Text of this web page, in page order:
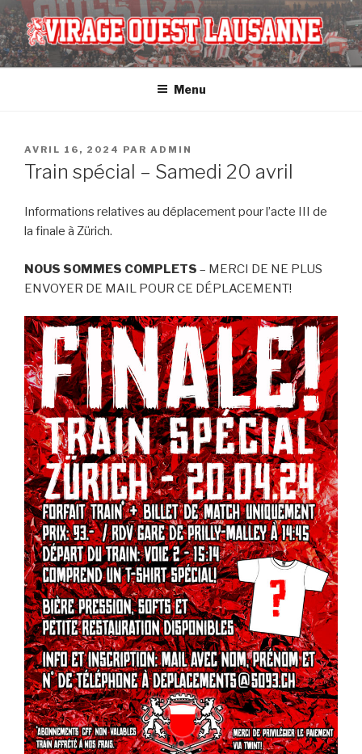
Aller
au
contenu
principalASSOCIATION VIRAGE OUEST
Menu
PUBLIÉ
LE
AVRIL 16, 2024 PAR ADMIN
Train spécial – Samedi 20 avril
Informations relatives au déplacement pour l’acte III de
la finale à Zürich.
NOUS SOMMES COMPLETS – MERCI DE NE PLUS
ENVOYER DE MAIL POUR CE DÉPLACEMENT!